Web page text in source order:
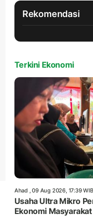
Rekomendasi
Terkini Ekonomi
Ahad , 09 Aug 2026, 17:39 WIB
Usaha Ultra Mikro
Ekonomi